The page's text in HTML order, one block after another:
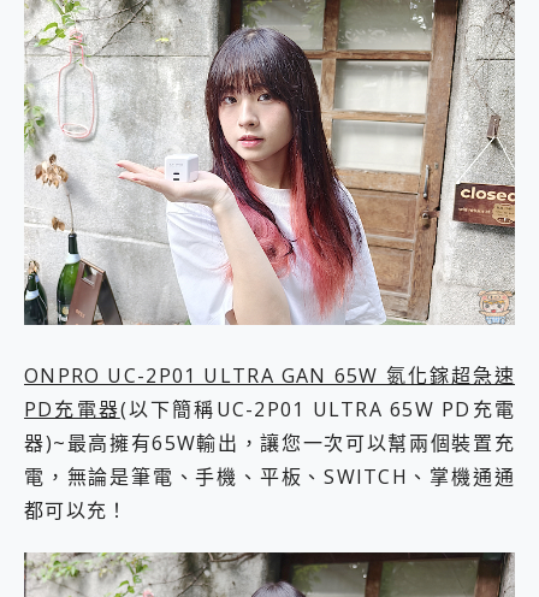
ONPRO UC-2P01 ULTRA GAN 65W 氮化鎵超急速
PD充電器(以下簡稱UC-2P01 ULTRA 65W PD充電
器)~最高擁有65W輸出，讓您一次可以幫兩個裝置充
電，無論是筆電、手機、平板、SWITCH、掌機通通
都可以充！